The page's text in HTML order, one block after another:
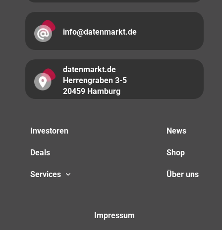
info@datenmarkt.de
datenmarkt.de
Herrengraben 3-5
20459 Hamburg
Investoren
Deals
Services
News
Shop
Über uns
Impressum